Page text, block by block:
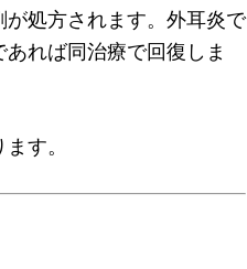
処方されます。外耳炎で
れば同治療で回復しま
す。